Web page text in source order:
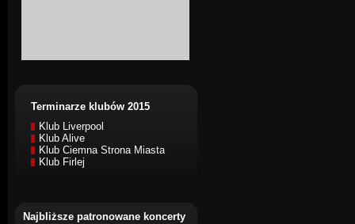
Terminarze klubów 2015
Klub Liverpool
Klub Alive
Klub Ciemna Strona Miasta
Klub Firlej
Najbliższe patronowane koncerty